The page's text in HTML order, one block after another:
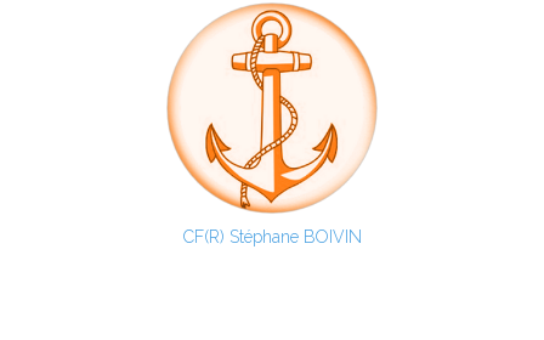
CF(R) Stéphane BOIVIN